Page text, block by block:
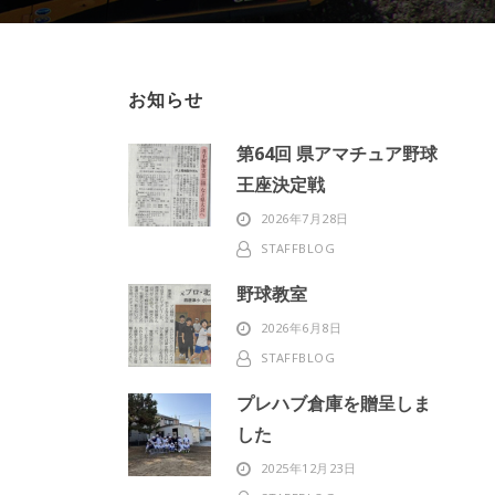
お知らせ
第64回 県アマチュア野球
王座決定戦
2026年7月28日
STAFFBLOG
野球教室
2026年6月8日
STAFFBLOG
プレハブ倉庫を贈呈しま
した
2025年12月23日